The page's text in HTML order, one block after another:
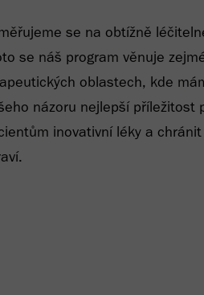
se na obtížně
se náš program věnuje
oblastech, kde
názoru nejlepší příležitost
inovativní léky a